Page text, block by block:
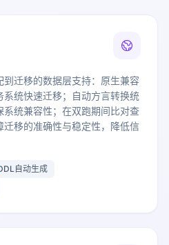
迁移的数据层支持：原生兼容
统快速迁移；自动方言转换统
统兼容性；在双跑期间比对查
移的准确性与稳定性，降低信
自动生成